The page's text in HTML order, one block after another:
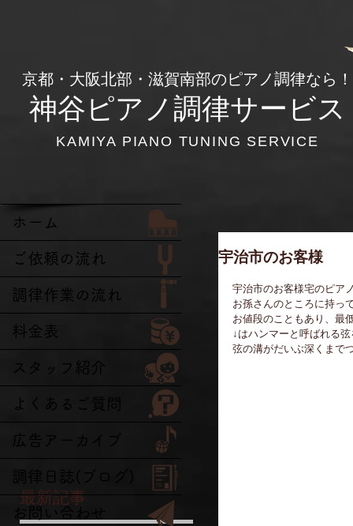
​京都・大阪北部・滋賀南部のピアノ調律なら！
神谷ピアノ調律サービス
KAMIYA PIANO TUNING SERVICE
最新記事
宇治市のお客様
宇治市のお客様宅のピア
お孫さんのところに持っ
お値段のこともあり、最
↓はハンマーと呼ばれる
弦の溝がだいぶ深くまで
ホーム
ご依頼の流れ
調律作業の流れ
料金表
スタッフ紹介
よくあるご質問